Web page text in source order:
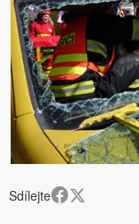
Sdílejte